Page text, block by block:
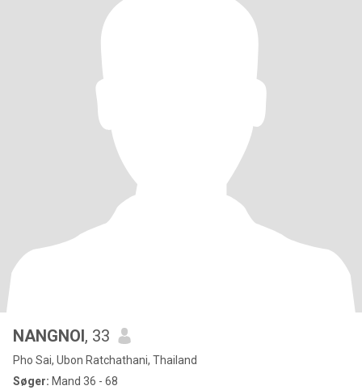
NANGNOI, 33
Pho Sai, Ubon Ratchathani, Thailand
Søger: Mand 36 - 68